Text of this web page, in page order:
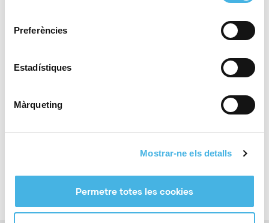
Preferències
Estadístiques
Màrqueting
Mostrar-ne els detalls
Permetre totes les cookies
sempre. Competirem al màxim perquè estem